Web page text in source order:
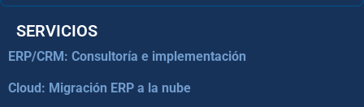
SERVICIOS
ERP/CRM: Consultoría e implementación
Cloud: Migración ERP a la nube